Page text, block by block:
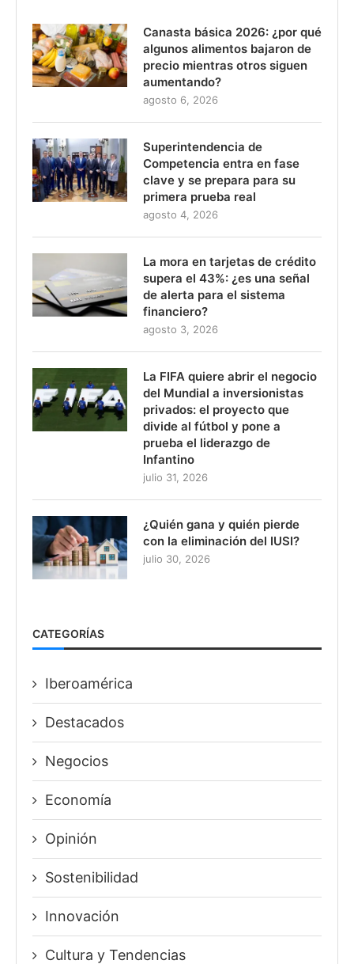
Canasta básica 2026: ¿por qué
algunos alimentos bajaron de
precio mientras otros siguen
aumentando?
agosto 6, 2026
Superintendencia de
Competencia entra en fase
clave y se prepara para su
primera prueba real
agosto 4, 2026
La mora en tarjetas de crédito
supera el 43%: ¿es una señal
de alerta para el sistema
financiero?
agosto 3, 2026
La FIFA quiere abrir el negocio
del Mundial a inversionistas
privados: el proyecto que
divide al fútbol y pone a
prueba el liderazgo de
Infantino
julio 31, 2026
¿Quién gana y quién pierde
con la eliminación del IUSI?
julio 30, 2026
CATEGORÍAS
Iberoamérica
Destacados
Negocios
Economía
Opinión
Sostenibilidad
Innovación
⁠Cultura y Tendencias